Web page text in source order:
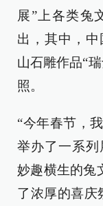
展”上各类兔
出，其中，
山石雕作品“
照。
“今年春节，
举办了一系列
妙趣横生的兔
了浓厚的喜庆